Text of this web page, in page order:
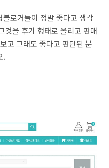
로거들이 정말 좋다고 생각
것을 후기 형태로 올리고 판매
고 그래도 좋다고 판단된 분
.